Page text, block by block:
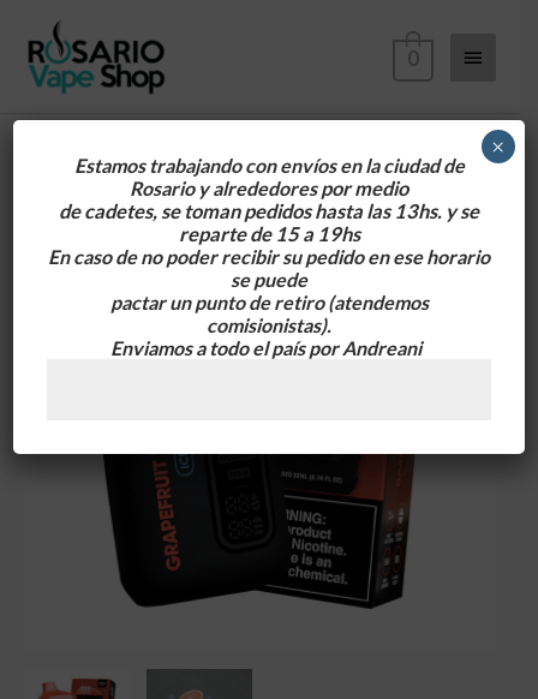
contenido
0
Estamos trabajando con envíos en la ciudad de
Rosario y alrededorespor medio
de cadetes, se toman pedidos hasta las 13hs. y se
reparte de 15 a 19hs
En caso de no poder recibir su pedido en ese horario
se puede
pactar un punto de retiro(atendemos
comisionistas).
Enviamos a todo el país por Andreani
×